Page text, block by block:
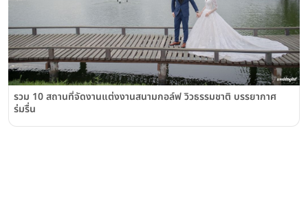
รวม 10 สถานที่จัดงานแต่งงานสนามกอล์ฟ วิวธรรมชาติ บรรยากาศ
ร่มรื่น